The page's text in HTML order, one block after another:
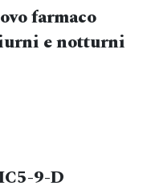
farmaco
e notturni
9-D